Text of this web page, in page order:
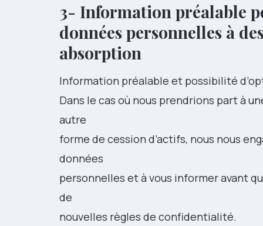
3- Information préalable
données personnelles à
absorption
Information préalable et possibilité
Dans le cas où nous prendrions part à
autre
forme de cession d’actifs, nous nous
données
personnelles et à vous informer avant
de
nouvelles règles de confidentialité.